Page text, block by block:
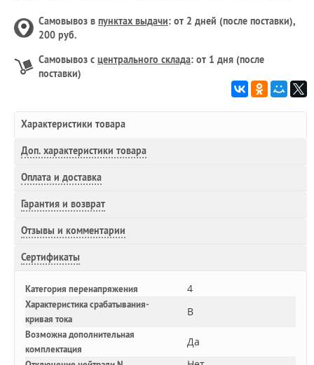
Самовывоз в пунктах выдачи: от 2 дней (после поставки),
200 руб.
Самовывоз с центрального склада: от 1 дня (после
поставки)
Характеристики товара
Доп. характеристики товара
Оплата и доставка
Гарантия и возврат
Отзывы и комментарии
Сертификаты
Категория перенапряжения 4
Характеристика срабатывания-
кривая тока
B
Возможна дополнительная
комплектация
Да